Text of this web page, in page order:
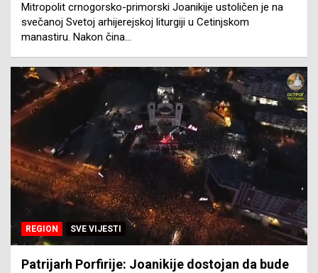
Mitropolit crnogorsko-primorski Joanikije ustoličen je na
svečanoj Svetoj arhijerejskoj liturgiji u Cetinjskom
manastiru. Nakon čina…
REGION SVE VIJESTI
Patrijarh Porfirije: Joanikije dostojan da bude